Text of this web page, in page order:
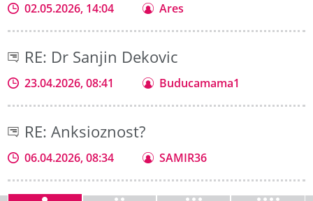
02.05.2026, 14:04 Ares
RE: Dr Sanjin Dekovic
23.04.2026, 08:41 Buducamama1
RE: Anksioznost?
06.04.2026, 08:34 SAMIR36